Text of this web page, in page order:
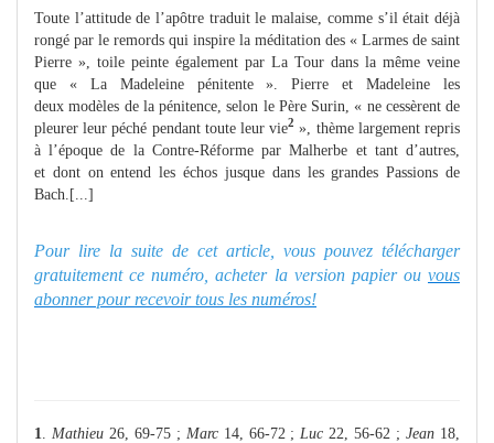
Toute l’attitude de l’apôtre traduit le malaise, comme s’il était déjà
rongé par le remords qui inspire la méditation des « Larmes de saint
Pierre », toile peinte également par La Tour dans la même veine
que « La Madeleine pénitente ». Pierre et Madeleine les
deux modèles de la pénitence, selon le Père Surin, « ne cessèrent de
pleurer leur péché pendant toute leur vie2 », thème largement repris
à l’époque de la Contre-Réforme par Malherbe et tant d’autres,
et dont on entend les échos jusque dans les grandes Passions de
Bach.[...]
Pour lire la suite de cet article, vous pouvez télécharger
gratuitement ce numéro, acheter la version papier ou vous
abonner pour recevoir tous les numéros!
1 Mathieu 26, 69-75 ; Marc 14, 66-72 ; Luc 22, 56-62 ;Jean 18,